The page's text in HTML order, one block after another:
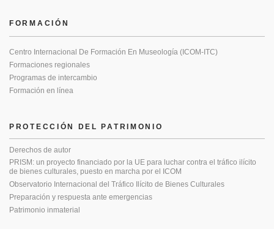
PROTECCIÓN DEL PATRIMONIO
Derechos de autor
PRISM: un proyecto financiado por la UE para luchar contra el tráfico ilícito
de bienes culturales, puesto en marcha por el ICOM
Observatorio Internacional del Tráfico Ilícito de Bienes Culturales
Preparación y respuesta ante emergencias
Patrimonio inmaterial
FORMACIÓN
Centro Internacional De Formación En Museología (ICOM-ITC)
Formaciones regionales
Programas de intercambio
Formación en línea